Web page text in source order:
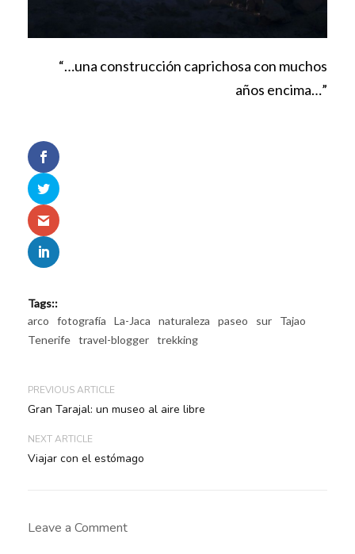
“…una construcción caprichosa con muchos
años encima…”
Tags::
arco
fotografía La-Jaca naturaleza paseo sur
Tajao
Tenerife travel-blogger trekking
PREVIOUS ARTICLE
Gran Tarajal: un museo al aire libre
NEXT ARTICLE
Viajar con el estómago
Leave a Comment